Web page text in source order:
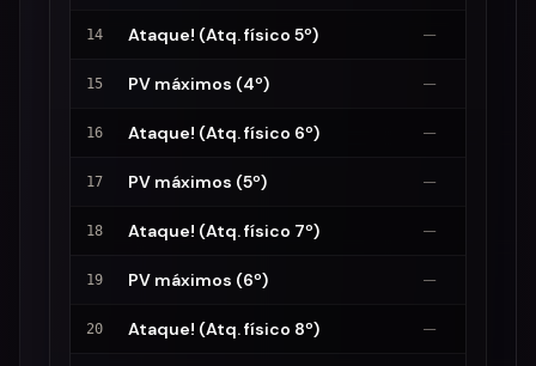
14 Ataque! (Atq. físico 5º) —
15 PV máximos (4º) —
16 Ataque! (Atq. físico 6º) —
17 PV máximos (5º) —
18 Ataque! (Atq. físico 7º) —
19 PV máximos (6º) —
20 Ataque! (Atq. físico 8º) —